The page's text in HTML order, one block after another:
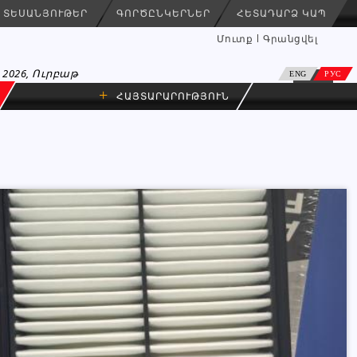
ՏԵՍԱՆՅՈՒԹԵՐ ԳՈՐԾԸՆԿԵՐՆԵՐ ՀԵՏԱԴԱՐՁ ԿԱՊ
Մուտք Գրանցվել
ENG РУС
Ուրբաթ
+ ՀԱՅՏԱՐԱՐՈՒԹՅՈՒՆ